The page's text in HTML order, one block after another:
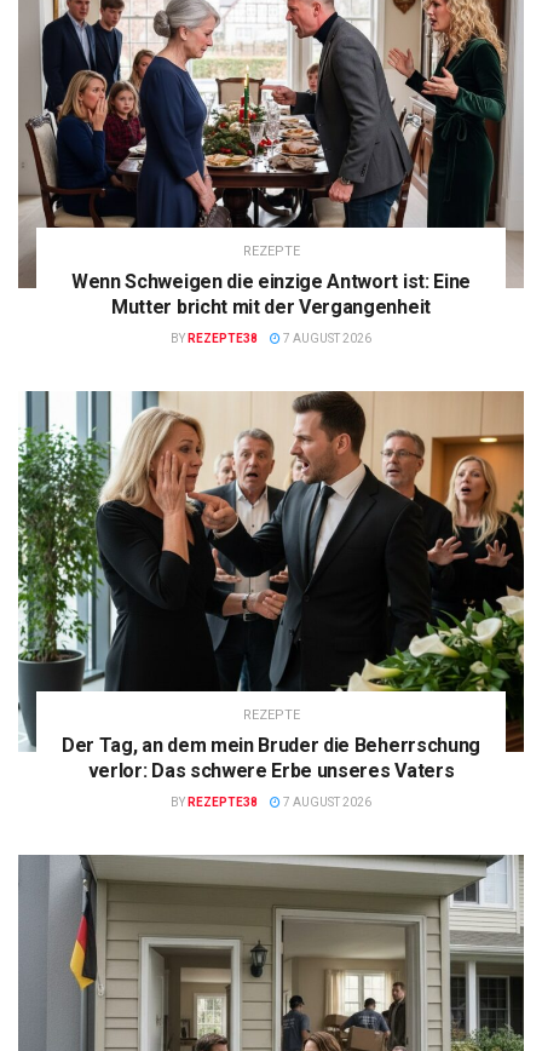
REZEPTE
Wenn Schweigen die einzige Antwort ist: Eine
Mutter bricht mit der Vergangenheit
BY REZEPTE38 7 AUGUST 2026
REZEPTE
Der Tag, an dem mein Bruder die Beherrschung
verlor: Das schwere Erbe unseres Vaters
BY REZEPTE38 7 AUGUST 2026